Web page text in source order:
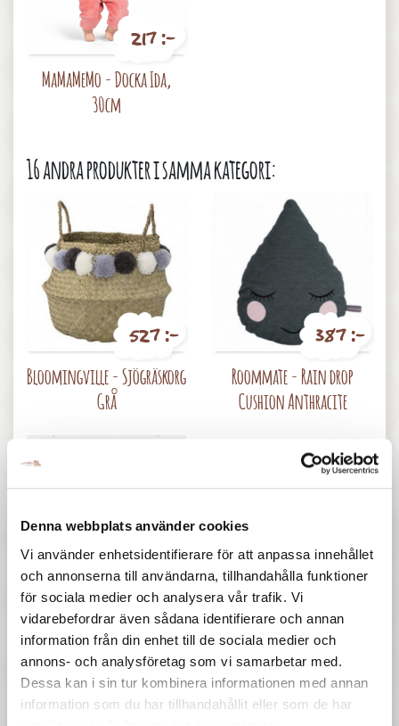
Denna webbplats använder cookies
Vi använder enhetsidentifierare för att anpassa innehållet
och annonserna till användarna, tillhandahålla funktioner
för sociala medier och analysera vår trafik. Vi
vidarebefordrar även sådana identifierare och annan
information från din enhet till de sociala medier och
annons- och analysföretag som vi samarbetar med.
Dessa kan i sin tur kombinera informationen med annan
information som du har tillhandahållit eller som de har
217 :-
MaMaMeMo - Docka Ida,
30cm
16 andra produkter i samma kategori:
527 :-
Bloomingville - Sjögräskorg
Grå
387 :-
Roommate - Rain drop
Cushion Anthracite
Pris
497 :-
Pellianni - City ryggsäck,
grön
Pris
247 :-
Jabadabado - Förvaringsask,
Bunny